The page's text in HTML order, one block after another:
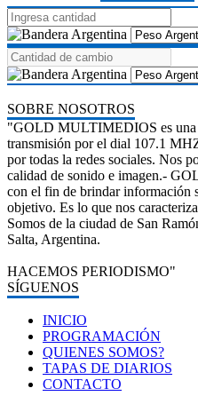
SOBRE NOSOTROS
"GOLD MULTIMEDIOS es una
transmisión por el dial 107.1
por todas la redes sociales. Nos
calidad de sonido e imagen.-
con el fin de brindar información
objetivo. Es lo que nos
Somos de la ciudad de San
Salta, Argentina.
HACEMOS PERIODISMO"
SÍGUENOS
INICIO
PROGRAMACIÓN
QUIENES SOMOS?
TAPAS DE DIARIOS
CONTACTO